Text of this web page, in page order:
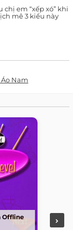
em “xếp xó” khi
mê 3 kiểu này
Nam
Offline